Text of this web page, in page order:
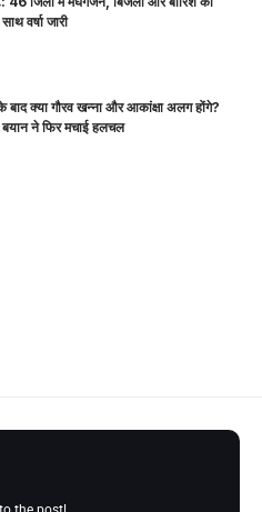
वर्षा जारी
बाद क्या गौरव खन्ना और आकांक्षा अलग होंगे?
बयान ने फिर मचाई हलचल